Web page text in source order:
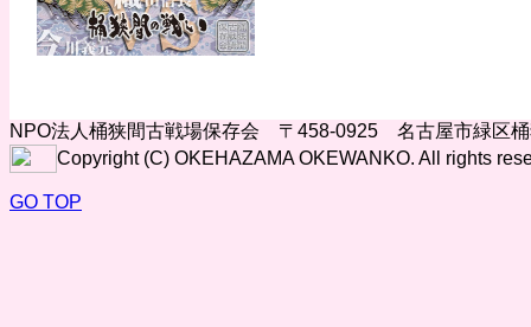
NPO法人桶狭間古戦場保存会 〒458-0925 名古屋市緑区桶
Copyright (C) OKEHAZAMA OKEWANKO. All rights
GO TOP